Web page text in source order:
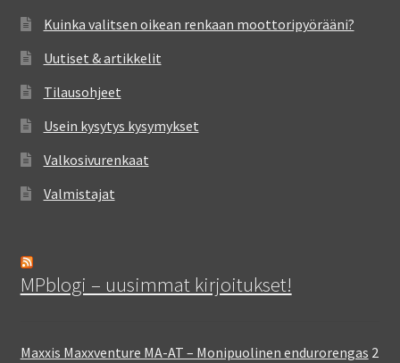
Kuinka valitsen oikean renkaan moottoripyörääni?
Uutiset & artikkelit
Tilausohjeet
Usein kysytys kysymykset
Valkosivurenkaat
Valmistajat
MPblogi – uusimmat kirjoitukset!
Maxxis Maxxventure MA-AT – Monipuolinen endurorengas 2